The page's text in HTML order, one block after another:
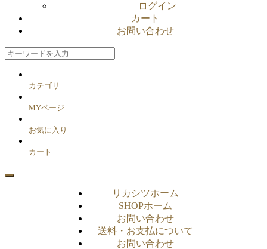
ログイン
カート
お問い合わせ
カテゴリ
MYページ
お気に入り
カート
リカシツホーム
SHOPホーム
お問い合わせ
送料・お支払について
お問い合わせ